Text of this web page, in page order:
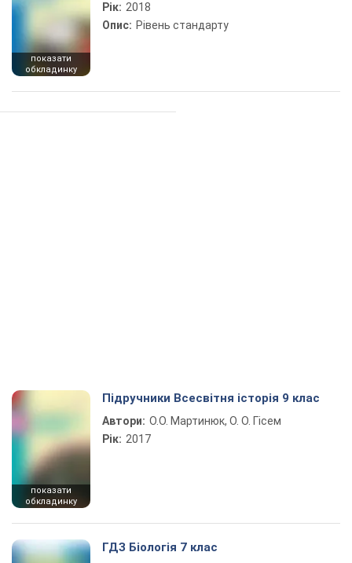
показати
обкладинку
Рік: 2018
Опис: Рівень стандарту
показати
обкладинку
Підручники Всесвітня історія 9 клас
Автори: О.О. Мартинюк, О. О. Гісем
Рік: 2017
ГДЗ Біологія 7 клас